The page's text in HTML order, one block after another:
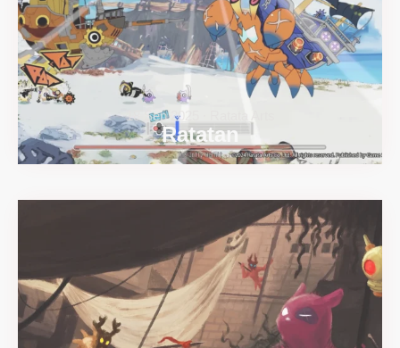
Ratatan
18 Sep 2025 ∙ Ratata Arts